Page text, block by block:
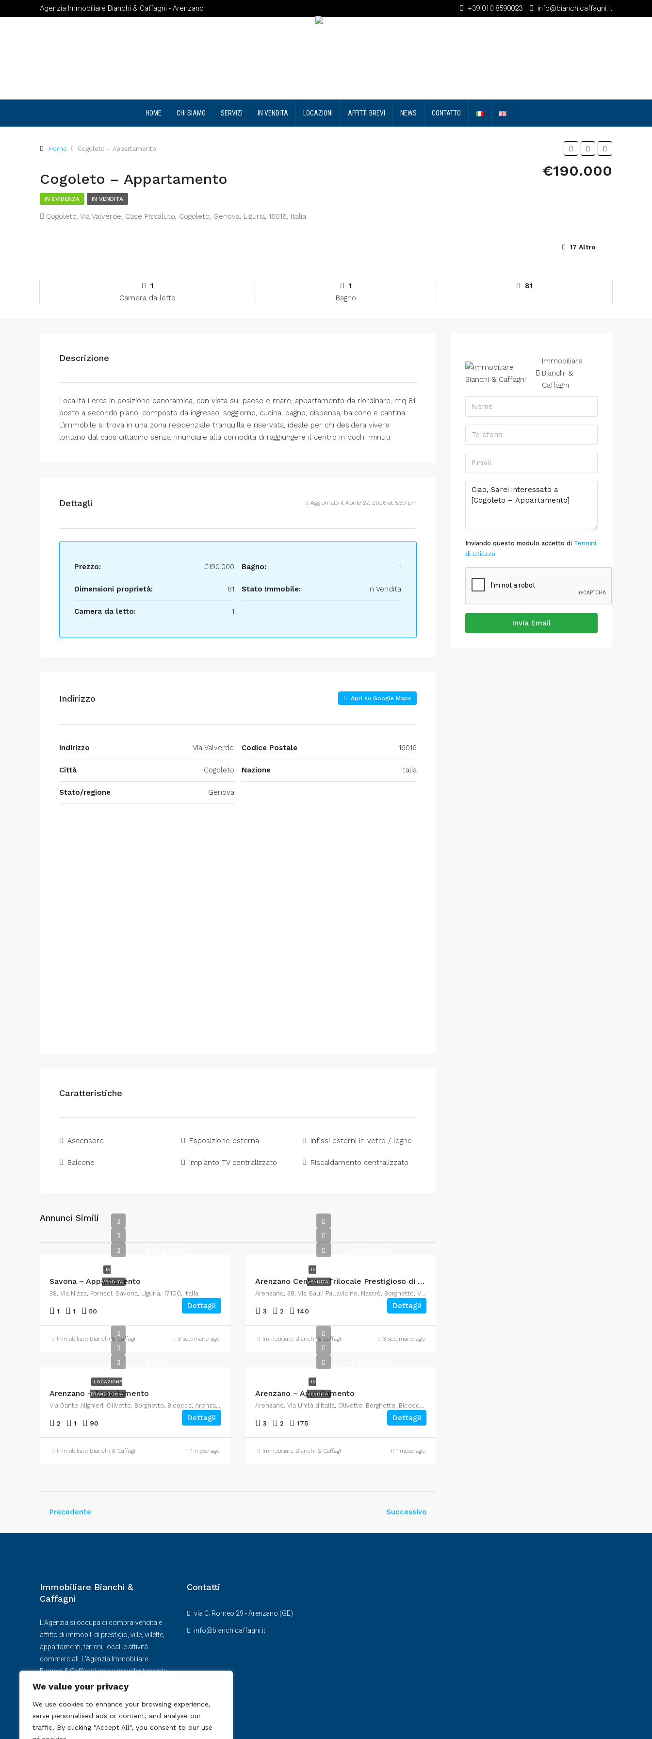
We value your privacy
We use cookies to enhance your browsing experience,
serve personalised ads or content, and analyse our
traffic. By clicking "Accept All", you consent to our use
Agenzia Immobiliare Bianchi & Caffagni - Arenzano +39 010 8590023 info@bianchicaffagni.it
HOME CHI SIAMO SERVIZI IN VENDITA LOCAZIONI AFFITTI BREVI NEWS CONTATTO
Home Cogoleto – Appartamento
Cogoleto – Appartamento €190.000
IN EVIDENZA IN VENDITA
Cogoleto, Via Valverde, Case Pissaluto, Cogoleto, Genova, Liguria, 16016, Italia
17 Altro
1
Camera da letto
1
Bagno
81
Descrizione
Località Lerca in posizione panoramica, con vista sul paese e mare, appartamento da riordinare, mq 81,
posto a secondo piano, composto da ingresso, soggiorno, cucina, bagno, dispensa, balcone e cantina.
L’immobile si trova in una zona residenziale tranquilla e riservata, ideale per chi desidera vivere
lontano dal caos cittadino senza rinunciare alla comodità di raggiungere il centro in pochi minuti.
Dettagli Aggiornato il Aprile 27, 2026 at 5:50 pm
Prezzo: €190.000
Dimensioni proprietà: 81
Camera da letto: 1
Bagno: 1
Stato Immobile: In Vendita
Indirizzo Apri su Google Maps
Indirizzo Via Valverde
Città Cogoleto
Stato/regione Genova
Codice Postale 16016
Nazione Italia
Caratteristiche
Ascensore
Balcone
Esposizione esterna
Impianto TV centralizzato
Infissi esterni in vetro / legno
Riscaldamento centralizzato
Annunci Simili
IN
VENDITA
Savona – Appartamento
38, Via Nizza, Fornaci, Savona, Liguria, 17100, Italia
1 1 50
Dettagli
Immobiliare Bianchi & Caffagni 3 settimane ago
IN
VENDITA Arenzano Centro – Trilocale Prestigioso di 140mq con Box auto
Arenzano, 38, Via Sauli Pallavicino, Nastrè, Borghetto, Vignazze, Arenzano, Genova, Liguria, 16011, Italia
3 2 140
Dettagli
Immobiliare Bianchi & Caffagni 3 settimane ago
LOCAZIONE
TRANSITORIA
Arenzano – Appartamento
Via Dante Alighieri, Olivette, Borghetto, Bicocca, Arenzano, Genova, Liguria, 16011, Italia
2 1 90
Dettagli
Immobiliare Bianchi & Caffagni 1 mese ago
IN
VENDITA
Arenzano – Appartamento
Arenzano, Via Unità d'Italia, Olivette, Borghetto, Bicocca, Arenzano, Genova, Liguria, 16011, Italia
3 2 175
Dettagli
Immobiliare Bianchi & Caffagni 1 mese ago
Precedente Successivo
Immobiliare
Bianchi &
Caffagni
Inviando questo modulo accetto di Termini
di Utilizzo
Invia Email
Immobiliare Bianchi &
Caffagni
L'Agenzia si occupa di compra-vendita e
affitto di immobili di prestigio, ville, villette,
appartamenti, terreni, locali e attività
commerciali. L'Agenzia Immobiliare
Bianchi & Caffagni opera prevalentemente
ad Arenzano e nella provincia di Genova
italiane.
Contatti
via C. Romeo 29 - Arenzano (GE)
info@bianchicaffagni.it